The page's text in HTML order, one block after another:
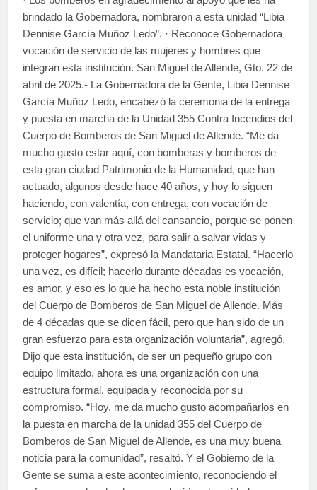
brindado la Gobernadora, nombraron a esta unidad “Libia
Dennise García Muñoz Ledo”. · Reconoce Gobernadora
vocación de servicio de las mujeres y hombres que
integran esta institución. San Miguel de Allende, Gto. 22 de
abril de 2025.- La Gobernadora de la Gente, Libia Dennise
García Muñoz Ledo, encabezó la ceremonia de la entrega
y puesta en marcha de la Unidad 355 Contra Incendios del
Cuerpo de Bomberos de San Miguel de Allende. “Me da
mucho gusto estar aquí, con bomberas y bomberos de
esta gran ciudad Patrimonio de la Humanidad, que han
actuado, algunos desde hace 40 años, y hoy lo siguen
haciendo, con valentía, con entrega, con vocación de
servicio; que van más allá del cansancio, porque se ponen
el uniforme una y otra vez, para salir a salvar vidas y
proteger hogares”, expresó la Mandataria Estatal. “Hacerlo
una vez, es difícil; hacerlo durante décadas es vocación,
es amor, y eso es lo que ha hecho esta noble institución
del Cuerpo de Bomberos de San Miguel de Allende. Más
de 4 décadas que se dicen fácil, pero que han sido de un
gran esfuerzo para esta organización voluntaria”, agregó.
Dijo que esta institución, de ser un pequeño grupo con
equipo limitado, ahora es una organización con una
estructura formal, equipada y reconocida por su
compromiso. “Hoy, me da mucho gusto acompañarlos en
la puesta en marcha de la unidad 355 del Cuerpo de
Bomberos de San Miguel de Allende, es una muy buena
noticia para la comunidad”, resaltó. Y el Gobierno de la
Gente se suma a este acontecimiento, reconociendo el